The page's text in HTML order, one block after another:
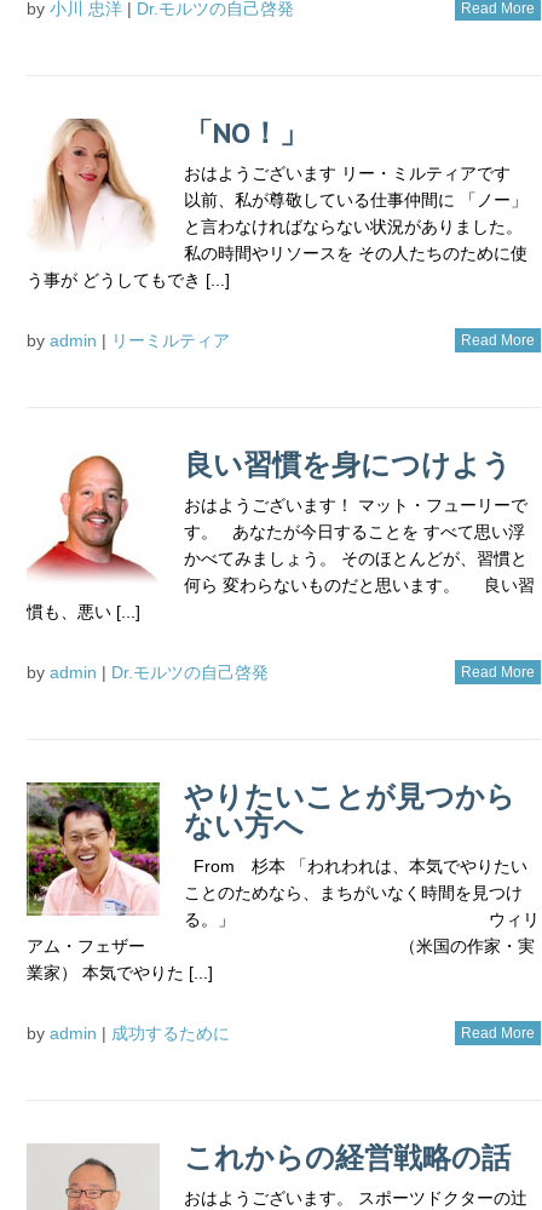
by 小川 忠洋 | Dr.モルツの自己啓発 Read More
「NO！」
おはようございます リー・ミルティアです
以前、私が尊敬している仕事仲間に 「ノー」
と言わなければならない状況がありました。
私の時間やリソースを その人たちのために使
う事が どうしてもでき [...]
by admin | リーミルティア Read More
良い習慣を身につけよう
おはようございます！ マット・フューリーで
す。 あなたが今日することを すべて思い浮
かべてみましょう。 そのほとんどが、習慣と
何ら 変わらないものだと思います。 良い習
慣も、悪い [...]
by admin | Dr.モルツの自己啓発 Read More
やりたいことが見つから
ない方へ
From 杉本 「われわれは、本気でやりたい
ことのためなら、まちがいなく時間を見つけ
る。」 ウィリ
アム・フェザー （米国の作家・実
業家） 本気でやりた [...]
by admin | 成功するために Read More
これからの経営戦略の話
おはようございます。 スポーツドクターの辻